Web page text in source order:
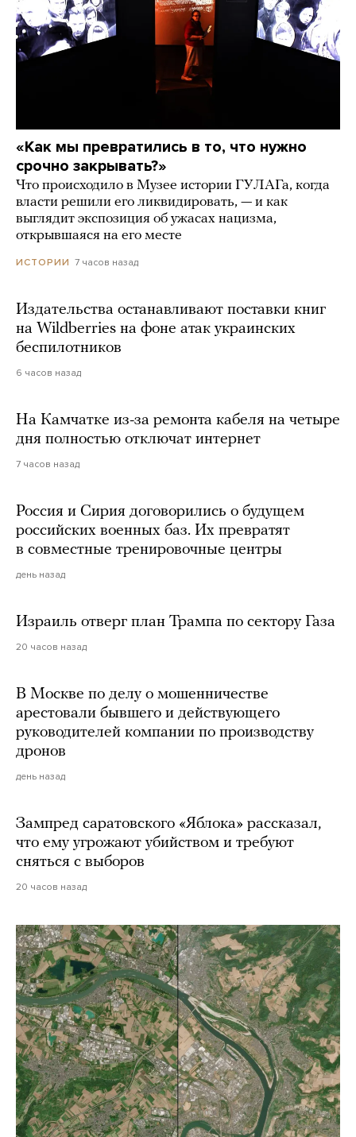
«Как мы превратились в то, что нужно
срочно закрывать?»
Что происходило в Музее истории ГУЛАГа, когда
власти решили его ликвидировать, — и как
выглядит экспозиция об ужасах нацизма,
открывшаяся на его месте
ИСТОРИИ 7 часов назад
Издательства останавливают поставки книг
на Wildberries на фоне атак украинских
беспилотников
6 часов назад
На Камчатке из-за ремонта кабеля на четыре
дня полностью отключат интернет
7 часов назад
Россия и Сирия договорились о будущем
российских военных баз. Их превратят
в совместные тренировочные центры
день назад
Израиль отверг план Трампа по сектору Газа
20 часов назад
В Москве по делу о мошенничестве
арестовали бывшего и действующего
руководителей компании по производству
дронов
день назад
Зампред саратовского «Яблока» рассказал,
что ему угрожают убийством и требуют
сняться с выборов
20 часов назад